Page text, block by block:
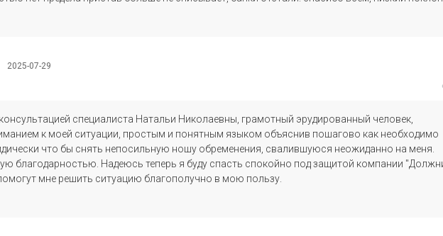
2025-07-29
специалиста Натальи Николаевны, грамотный эрудированный человек,
к моей ситуации, простым и понятным языком объяснив пошагово как необходимо
что бы снять непосильную ношу обременения, свалившуюся неожиданно на меня.
благодарностью. Надеюсь теперь я буду спасть спокойно под защитой компании
мне решить ситуацию благополучно в мою пользу.